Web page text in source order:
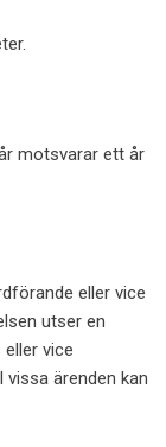
motsvarar ett år
eller vice
utser en
vice
ärenden kan